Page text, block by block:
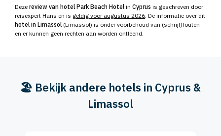
Deze review van hotel Park Beach Hotel in Cyprus is geschreven door
reisexpert Hans en is geldig voor augustus 2026. De informatie over dit
hotel in Limassol (Limassol) is onder voorbehoud van (schrijf)fouten
en er kunnen geen rechten aan worden ontleend.
🏖️ Bekijk andere hotels in Cyprus &
Limassol